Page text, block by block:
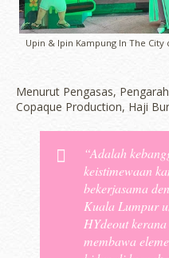
Upin & Ipin Kampung In The
Menurut Pengasas,
Copaque Production, Haji
“Adalah
keistimewaan
bekerjasama
Kuala Lumpur
HYdeout
membawa